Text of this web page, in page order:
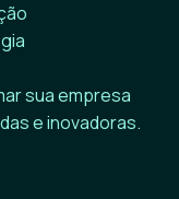
sua empresa
e inovadoras.